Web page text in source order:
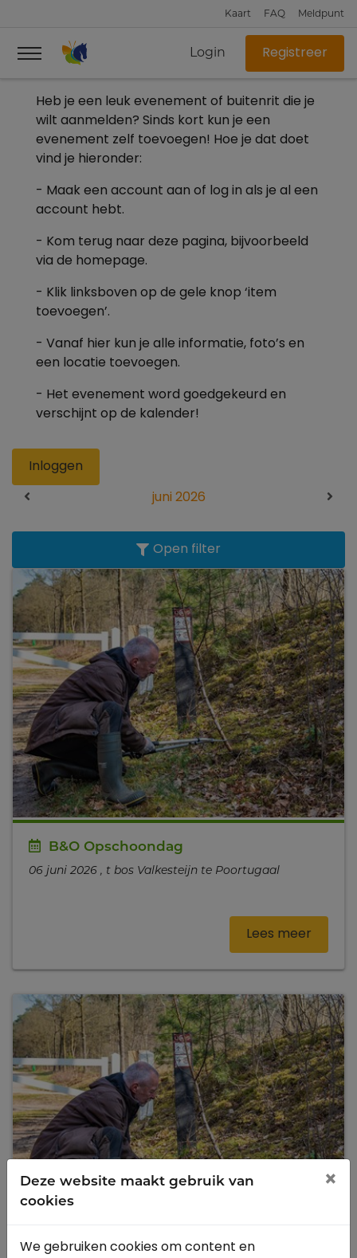
Kaart FAQ Meldpunt
Login Registreer
Heb je een leuk evenement of buitenrit die je
wilt aanmelden? Sinds kort kun je een
evenement zelf toevoegen! Hoe je dat doet
vind je hieronder:
- Maak een account aan of log in als je al een
account hebt.
- Kom terug naar deze pagina, bijvoorbeeld
via de homepage.
- Klik linksboven op de gele knop ‘item
toevoegen’.
- Vanaf hier kun je alle informatie, foto’s en
een locatie toevoegen.
- Het evenement word goedgekeurd en
verschijnt op de kalender!
Inloggen
juni 2026
Open filter
B&O Opschoondag
06 juni 2026 , t bos Valkesteijn te Poortugaal
Lees meer
Deze website maakt gebruik van
cookies
×
We gebruiken cookies om content en